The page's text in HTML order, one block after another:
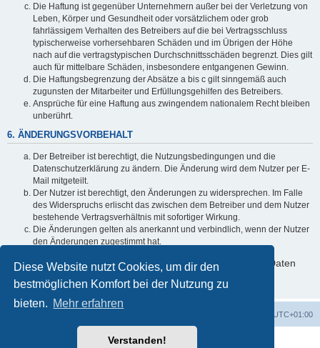
Diese Website nutzt Cookies, um dir den
bestmöglichen Komfort bei der Nutzung zu
bieten. Mehr erfahren
Verstanden!
Die Haftung ist gegenüber Unternehmern außer bei der Verletzung von
Leben, Körper und Gesundheit oder vorsätzlichem oder grob
fahrlässigem Verhalten des Betreibers auf die bei Vertragsschluss
typischerweise vorhersehbaren Schäden und im Übrigen der Höhe
nach auf die vertragstypischen Durchschnittsschäden begrenzt. Dies gilt
auch für mittelbare Schäden, insbesondere entgangenen Gewinn.
Die Haftungsbegrenzung der Absätze a bis c gilt sinngemäß auch
zugunsten der Mitarbeiter und Erfüllungsgehilfen des Betreibers.
Ansprüche für eine Haftung aus zwingendem nationalem Recht bleiben
unberührt.
6. ÄNDERUNGSVORBEHALT
Der Betreiber ist berechtigt, die Nutzungsbedingungen und die
Datenschutzerklärung zu ändern. Die Änderung wird dem Nutzer per E-
Mail mitgeteilt.
Der Nutzer ist berechtigt, den Änderungen zu widersprechen. Im Falle
des Widerspruchs erlischt das zwischen dem Betreiber und dem Nutzer
bestehende Vertragsverhältnis mit sofortiger Wirkung.
Die Änderungen gelten als anerkannt und verbindlich, wenn der Nutzer
den Änderungen zugestimmt hat.
Informationen über den Umgang mit deinen persönlichen Daten
sind in der Datenschutzerklärung enthalten.
UTC+01:00
Powered byphpBB® Forum Software © phpBB Limited